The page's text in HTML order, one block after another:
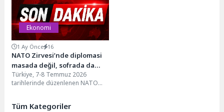
Ekonomi
1 Ay Önce 16
NATO Zirvesi’nde diplomasi
masada değil, sofrada da
kuruldu!
Türkiye, 7-8 Temmuz 2026
tarihlerinde düzenlenen NATO
Tüm Kategoriler